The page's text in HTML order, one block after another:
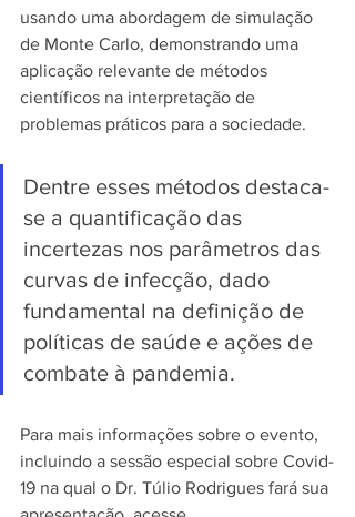
usando uma abordagem de simulação
de Monte Carlo, demonstrando uma
aplicação relevante de métodos
científicos na interpretação de
problemas práticos para a sociedade.
Dentre esses métodos destaca-
se a quantificação das
incertezas nos parâmetros das
curvas de infecção, dado
fundamental na definição de
políticas de saúde e ações de
combate à pandemia.
Para mais informações sobre o evento,
incluindo a sessão especial sobre Covid-
19 na qual o Dr. Túlio Rodrigues fará sua